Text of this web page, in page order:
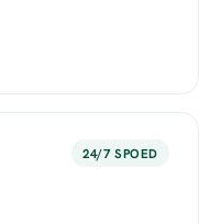
24/7 SPOED